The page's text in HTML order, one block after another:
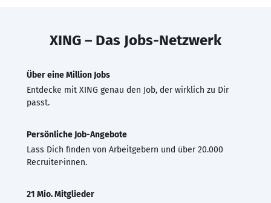
XING – Das Jobs-Netzwerk
Über eine Million Jobs
Entdecke mit XING genau den Job, der wirklich zu Dir
passt.
Persönliche Job-Angebote
Lass Dich finden von Arbeitgebern und über 20.000
Recruiter·innen.
21 Mio. Mitglieder